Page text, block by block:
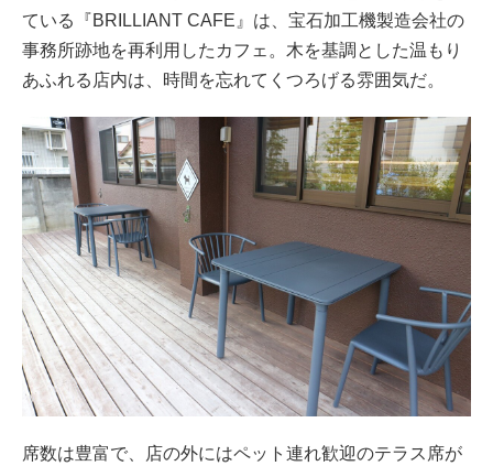
ている『BRILLIANT CAFE』は、宝石加工機製造会社の
事務所跡地を再利用したカフェ。木を基調とした温もり
あふれる店内は、時間を忘れてくつろげる雰囲気だ。
席数は豊富で、店の外にはペット連れ歓迎のテラス席が